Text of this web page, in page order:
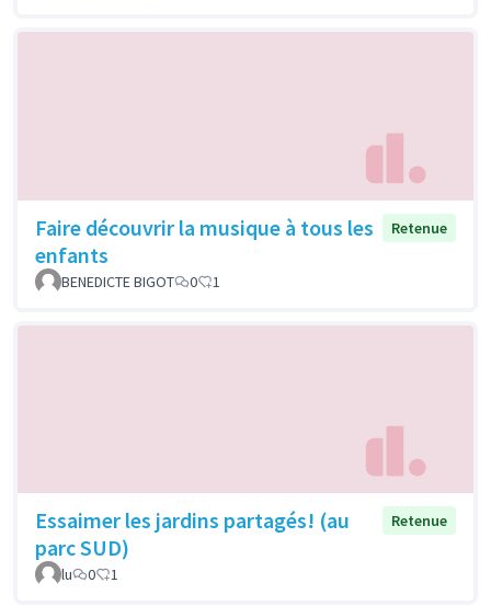
Faire découvrir la musique à tous les
enfants
Retenue
BENEDICTE BIGOT 0 1
Essaimer les jardins partagés! (au
parc SUD)
Retenue
lu 0 1